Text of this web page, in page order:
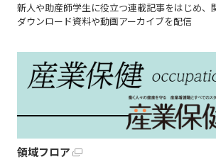
新人や助産師学生に役立つ連載記事をはじめ、
ダウンロード資料や動画アーカイブを配信
領域フロア